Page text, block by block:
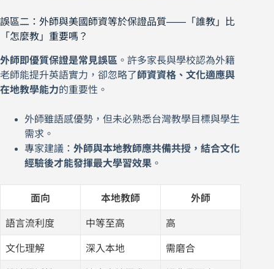
誤區二：外師與美國師資等於保證品質——「誰教」比
「怎麼教」重要嗎？
外師即優質保證是常見誤區 。許多家長與學校認為外籍
老師能提升英語實力，卻忽略了師資資格、文化適應與
在地教學能力的重要性。
外師雖語感優勢，但未必熟悉台灣教學目標與學生
需求。
專家建議： 外師與本地教師應共備共授，結合文化
經驗後才能發揮最大學習效果 。
面向 本地教師 外師
語言流利度 中等至高 高
文化理解 深入本地 需磨合